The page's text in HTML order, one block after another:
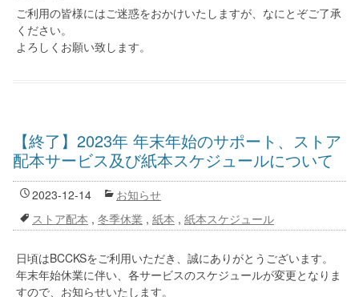
ご利用の皆様にはご迷惑をおかけいたしますが、なにとぞご了承
ください。
よろしくお願い致します。
【終了】2023年 年末年始のサポート、ストア
配本サービス及び紙本スケジュールについて
2023-12-14
お知らせ
ストア配本 , 冬季休業 , 紙本 , 紙本スケジュール
日頃はBCCKSをご利用いただき、誠にありがとうございます。
年末年始休業に伴い、各サービスのスケジュールが変更となりま
すので、お知らせいたします。